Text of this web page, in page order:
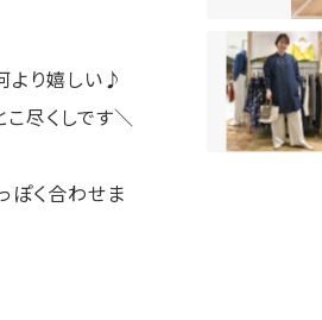
より嬉しい♪
尽くしです＼
ぽく合わせま